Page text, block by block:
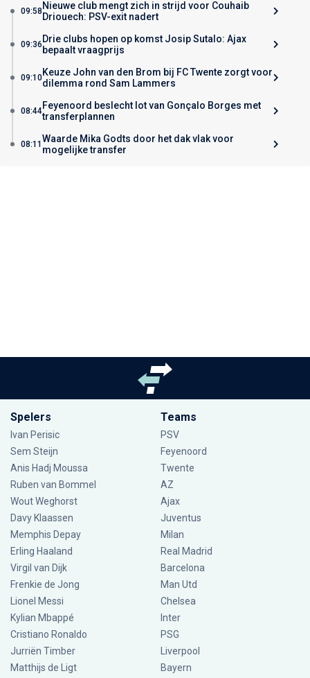
09:58 Nieuwe club mengt zich in strijd voor Couhaib
Driouech: PSV-exit nadert
09:36 Drie clubs hopen op komst Josip Sutalo: Ajax
bepaalt vraagprijs
09:10Keuze John van den Brom bij FC Twente zorgt voor
dilemma rond Sam Lammers
08:44Feyenoord beslecht lot van Gonçalo Borges met
transferplannen
08:11Waarde Mika Godts door het dak vlak voor
mogelijke transfer
Spelers
Ivan Perisic
Sem Steijn
Anis Hadj Moussa
Ruben van Bommel
Wout Weghorst
Davy Klaassen
Memphis Depay
Erling Haaland
Virgil van Dijk
Frenkie de Jong
Lionel Messi
Kylian Mbappé
Cristiano Ronaldo
Jurriën Timber
Matthijs de Ligt
Teams
PSV
Feyenoord
Twente
AZ
Ajax
Juventus
Milan
Real Madrid
Barcelona
Man Utd
Chelsea
Inter
PSG
Liverpool
Bayern